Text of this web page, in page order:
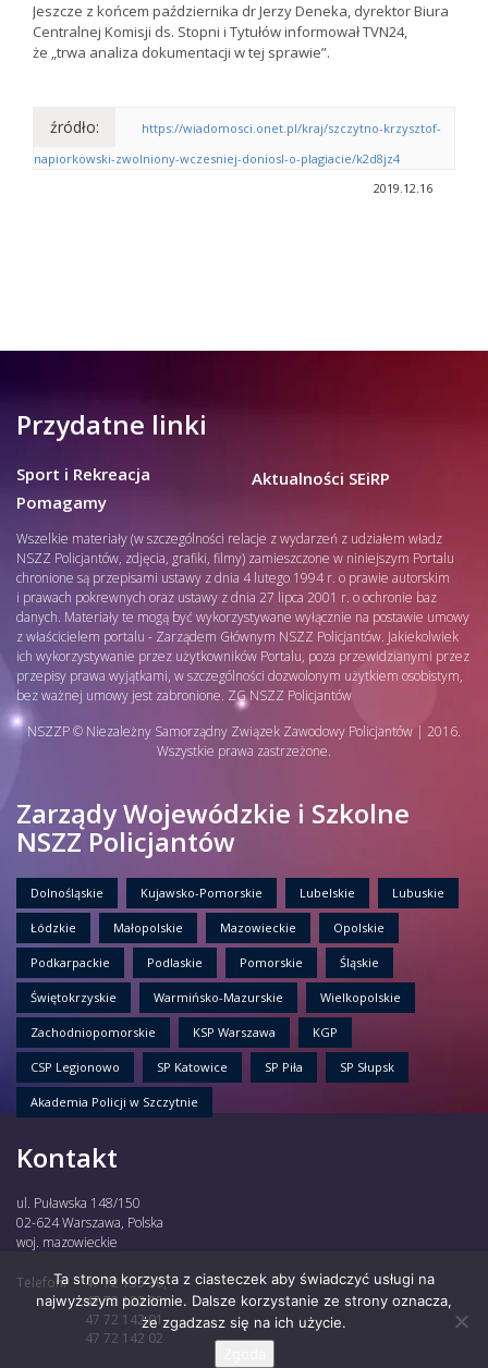
Jeszcze z końcem października dr Jerzy Deneka, dyrektor Biura
Centralnej Komisji ds. Stopni i Tytułów informował TVN24,
że „trwa analiza dokumentacji w tej sprawie”.
źródło:
https://wiadomosci.onet.pl/kraj/szczytno-krzysztof-
napiorkowski-zwolniony-wczesniej-doniosl-o-plagiacie/k2d8jz4
2019.12.16
Przydatne linki
Sport i Rekreacja
Pomagamy
Aktualności SEiRP
Wszelkie materiały (w szczególności relacje z wydarzeń z udziałem władz
NSZZ Policjantów, zdjęcia, grafiki, filmy) zamieszczone w niniejszym Portalu
chronione są przepisami ustawy z dnia 4 lutego 1994 r. o prawie autorskim
i prawach pokrewnych oraz ustawy z dnia 27 lipca 2001 r. o ochronie baz
danych. Materiały te mogą być wykorzystywane wyłącznie na postawie umowy
z właścicielem portalu - Zarządem Głównym NSZZ Policjantów. Jakiekolwiek
ich wykorzystywanie przez użytkowników Portalu, poza przewidzianymi przez
przepisy prawa wyjątkami, w szczególności dozwolonym użytkiem osobistym,
bez ważnej umowy jest zabronione. ZG NSZZ Policjantów
NSZZP © Niezależny Samorządny Związek Zawodowy Policjantów | 2016.
Wszystkie prawa zastrzeżone.
Zarządy Wojewódzkie i Szkolne
NSZZ Policjantów
Dolnośląskie Kujawsko-Pomorskie Lubelskie Lubuskie
Łódzkie Małopolskie Mazowieckie Opolskie
Podkarpackie Podlaskie Pomorskie Śląskie
Świętokrzyskie Warmińsko-Mazurskie Wielkopolskie
Zachodniopomorskie KSP Warszawa KGP
CSP Legionowo SP Katowice SP Piła SP Słupsk
Akademia Policji w Szczytnie
Kontakt
ul. Puławska 148/150
02-624 Warszawa, Polska
woj. mazowieckie
Telefon:
47 72 135 30,
47 72 122 85,
47 72 142 01,
47 72 142 02
Ta strona korzysta z ciasteczek aby świadczyć usługi na
najwyższym poziomie. Dalsze korzystanie ze strony oznacza,
że zgadzasz się na ich użycie.